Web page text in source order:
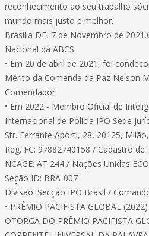
reconhecimento ao seu trabalho
mundo mais justo e melhor.
Brasília DF, 7 de Novembro de
Nacional da ABCS.
• Em 20 de abril de 2021, foi
Mérito da Comenda da Paz Nelson
Comendador.
• Em 2022 - Membro Oficial de
Internacional de Polícia IPO Sede
Str. Ferrante Aporti, 28, 20125,
Reg. FC: 97882740158 / Cadastro
NCAGE: AT 244 / Nações Unidas
Seção ID: BRA-007
Divisão: Secção IPO Brasil /
• PRÊMIO PACIFISTA GLOBAL (2022)
OTORGA DO PRÊMIO PACIFISTA